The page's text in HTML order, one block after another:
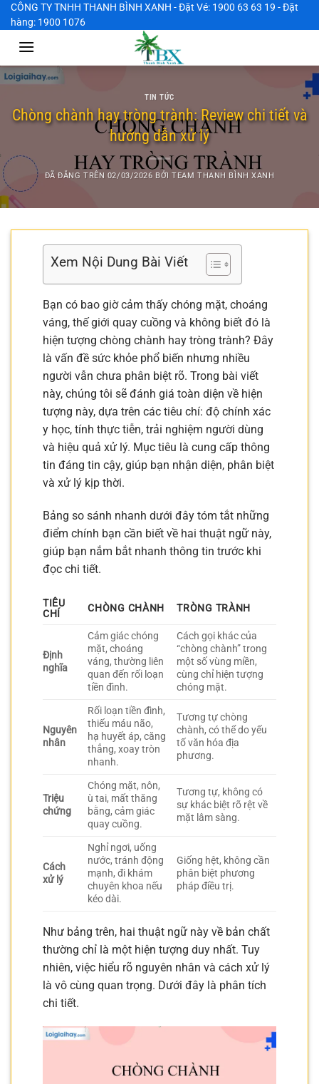
Chuyển
đến
CÔNG TY TNHH THANH BÌNH XANH - Đặt Vé: 1900 63 63 19 - Đặt
hàng: 1900 1076
TIN TỨC
Chòng chành hay tròng trành: Review chi tiết và
hướng dẫn xử lý
ĐÃ ĐĂNG TRÊN 02/03/2026 BỞITEAM THANH BÌNH XANH
Xem Nội Dung Bài Viết
Bạn có bao giờ cảm thấy chóng mặt, choáng
váng, thế giới quay cuồng và không biết đó là
hiện tượng chòng chành hay tròng trành? Đây
là vấn đề sức khỏe phổ biến nhưng nhiều
người vẫn chưa phân biệt rõ. Trong bài viết
này, chúng tôi sẽ đánh giá toàn diện về hiện
tượng này, dựa trên các tiêu chí: độ chính xác
y học, tính thực tiễn, trải nghiệm người dùng
và hiệu quả xử lý. Mục tiêu là cung cấp thông
tin đáng tin cậy, giúp bạn nhận diện, phân biệt
và xử lý kịp thời.
Bảng so sánh nhanh dưới đây tóm tắt những
điểm chính bạn cần biết về hai thuật ngữ này,
giúp bạn nắm bắt nhanh thông tin trước khi
đọc chi tiết.
TIÊU
CHÍ
CHÒNG CHÀNH TRÒNG TRÀNH
Định
nghĩa
Cảm giác chóng
mặt, choáng
váng, thường liên
quan đến rối loạn
tiền đình.
Cách gọi khác của
“chòng chành” trong
một số vùng miền,
cùng chỉ hiện tượng
chóng mặt.
Nguyên
nhân
Rối loạn tiền đình,
thiếu máu não,
hạ huyết áp, căng
thẳng, xoay tròn
nhanh.
Tương tự chòng
chành, có thể do yếu
tố văn hóa địa
phương.
Triệu
chứng
Chóng mặt, nôn,
ù tai, mất thăng
bằng, cảm giác
quay cuồng.
Tương tự, không có
sự khác biệt rõ rệt về
mặt lâm sàng.
Cách
xử lý
Nghỉ ngơi, uống
nước, tránh động
mạnh, đi khám
chuyên khoa nếu
kéo dài.
Giống hệt, không cần
phân biệt phương
pháp điều trị.
Như bảng trên, hai thuật ngữ này về bản chất
thường chỉ là một hiện tượng duy nhất. Tuy
nhiên, việc hiểu rõ nguyên nhân và cách xử lý
là vô cùng quan trọng. Dưới đây là phân tích
chi tiết.